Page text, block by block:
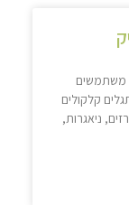
משתמשים
קלקולים
ניאגרות,